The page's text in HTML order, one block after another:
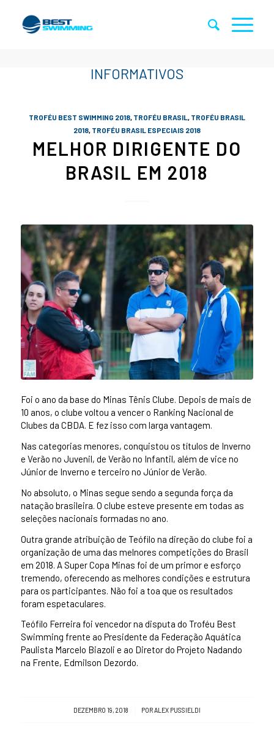
TROFÉU BEST SWIMMING 2018, TROFÉU BRASIL, TROFÉU BRASIL
2018, TROFÉU BRASIL ESPECIAIS 2018
MELHOR DIRIGENTE DO
BRASIL EM 2018
Foi o ano da base do Minas Tênis Clube. Depois de mais de
10 anos, o clube voltou a vencer o Ranking Nacional de
Clubes da CBDA. E fez isso com larga vantagem.
Nas categorias menores, conquistou os títulos de Inverno
e Verão no Juvenil, de Verão no Infantil, além de vice no
Júnior de Inverno e terceiro no Júnior de Verão.
No absoluto, o Minas segue sendo a segunda força da
natação brasileira. O clube esteve presente em todas as
seleções nacionais formadas no ano.
Outra grande atribuição de Teófilo na direção do clube foi a
organização de uma das melnores competições do Brasil
em 2018. A Super Copa Minas foi de um primor e esforço
tremendo, oferecendo as melhores condições e estrutura
para os participantes. Não foi a toa que os resultados
foram espetaculares.
Teófilo Ferreira foi vencedor na disputa do Troféu Best
Swimming frente ao Presidente da Federação Aquática
Paulista Marcelo Biazoli e ao Diretor do Projeto Nadando
na Frente, Edmilson Dezordo.
DEZEMBRO 19, 2018
/ PORALEX PUSSIELDI